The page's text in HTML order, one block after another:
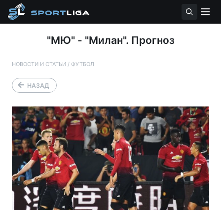
"МЮ" - "Милан". Прогноз
НОВОСТИ И СТАТЬИ / ФУТБОЛ
НАЗАД